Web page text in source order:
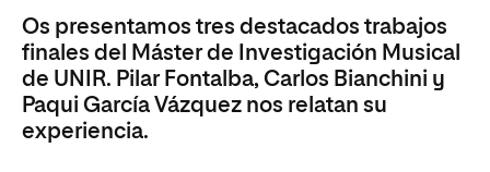
Os presentamos tres destacados trabajos
finales del Máster de Investigación Musical
de UNIR. Pilar Fontalba, Carlos Bianchini y
Paqui García Vázquez nos relatan su
experiencia.